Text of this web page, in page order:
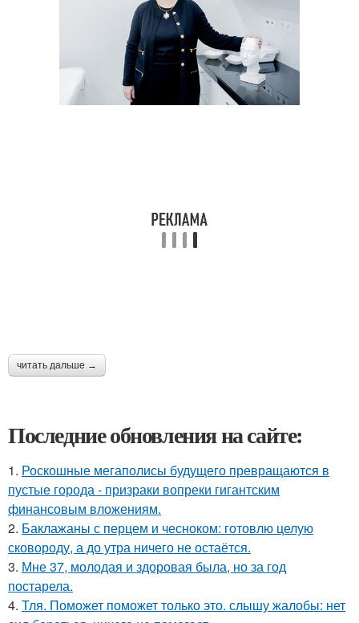
читать дальше →
Последние обновления на сайте:
1. Роскошные мегаполисы будущего превращаются в
пустые города - призраки вопреки гигантским
финансовым вложениям.
2. Баклажаны с перцем и чесноком: готовлю целую
сковороду, а до утра ничего не остаётся.
3. Мне 37, молодая и здоровая была, но за год
постарела.
4. Тля. Поможет поможет только это. слышу жалобы: нет